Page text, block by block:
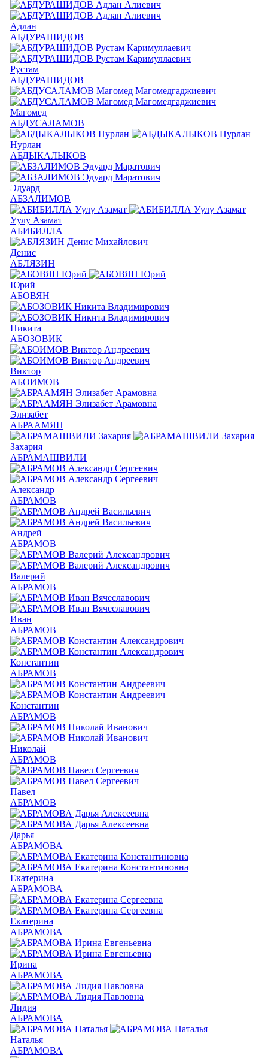
Адлан
АБДУРАШИДОВ
Рустам
АБДУРАШИДОВ
Магомед
АБДУСАЛАМОВ
Нурлан
АБДЫКАЛЫКОВ
Эдуард
АБЗАЛИМОВ
Уулу Азамат
АБИБИЛЛА
Денис
АБЛЯЗИН
Юрий
АБОВЯН
Никита
АБОЗОВИК
Виктор
АБОИМОВ
Элизабет
АБРААМЯН
Захария
АБРАМАШВИЛИ
Александр
АБРАМОВ
Андрей
АБРАМОВ
Валерий
АБРАМОВ
Иван
АБРАМОВ
Константин
АБРАМОВ
Константин
АБРАМОВ
Николай
АБРАМОВ
Павел
АБРАМОВ
Дарья
АБРАМОВА
Екатерина
АБРАМОВА
Екатерина
АБРАМОВА
Ирина
АБРАМОВА
Лидия
АБРАМОВА
Наталья
АБРАМОВА